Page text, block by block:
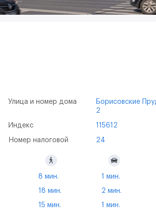
Улица и номер дома
Борисовские
2
Индекс 115612
Номер налоговой 24
8 мин. 1 мин.
18 мин. 2 мин.
15 мин. 1 мин.